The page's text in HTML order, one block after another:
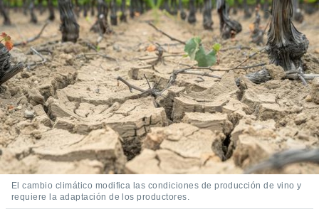
a lo que
Para
su
u
datos
momento
en
en
en
El cambio climático modifica las condiciones de producción de vino y
requiere la adaptación de los productores.